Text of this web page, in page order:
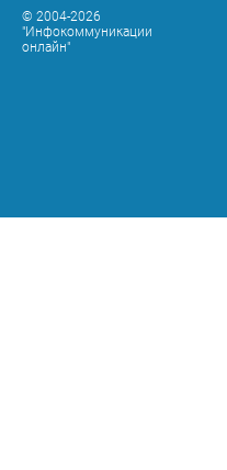
© 2004-2026
"Инфокоммуникации
онлайн"